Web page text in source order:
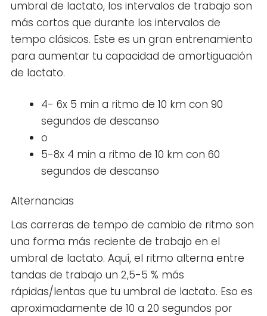
umbral de lactato, los intervalos de trabajo son
más cortos que durante los intervalos de
tempo clásicos. Este es un gran entrenamiento
para aumentar tu capacidad de amortiguación
de lactato.
4- 6x 5 min a ritmo de 10 km con 90
segundos de descanso
o
5-8x 4 min a ritmo de 10 km con 60
segundos de descanso
Alternancias
Las carreras de tempo de cambio de ritmo son
una forma más reciente de trabajo en el
umbral de lactato. Aquí, el ritmo alterna entre
tandas de trabajo un 2,5-5 % más
rápidas/lentas que tu umbral de lactato. Eso es
aproximadamente de 10 a 20 segundos por